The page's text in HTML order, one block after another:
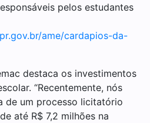
pelos estudantes
ame/cardapios-da-
destaca os investimentos
“Recentemente, nós
de um processo licitatório
até R$ 7,2 milhões na